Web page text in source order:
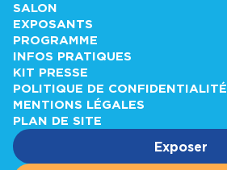
SALON
EXPOSANTS
PROGRAMME
INFOS PRATIQUES
KIT PRESSE
POLITIQUE DE CONFIDENTIALITÉ
MENTIONS LÉGALES
PLAN DE SITE
Exposer